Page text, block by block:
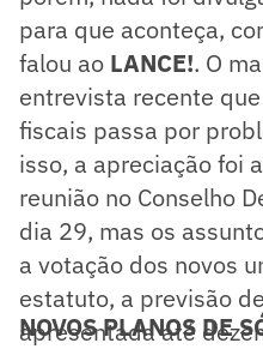
para que aconteça,
falou ao LANCE!. O
entrevista recente
fiscais passa por
isso, a apreciação foi
reunião no Conselho
dia 29, mas os
a votação dos novos
estatuto, a previsão
apresentada até
NOVOS PLANOS DE